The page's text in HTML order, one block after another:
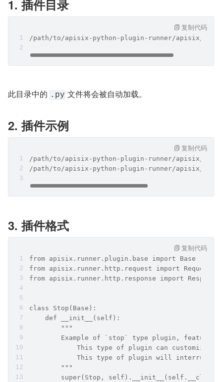
1. 插件目录
/path/to/apisix-python-plugin-runner/apisix/
复制代码
此目录中的 .py 文件将会被自动加载。
2. 插件示例
/path/to/apisix-python-plugin-runner/apisix/
/path/to/apisix-python-plugin-runner/apisix/
复制代码
3. 插件格式
from apisix.runner.plugin.base import Base
from apisix.runner.http.request import Request
from apisix.runner.http.response import Response
class Stop(Base):
    def __init__(self):
        """
        Example of `stop` type plugin, features:
This type of plugin can customize
This type of plugin will interrupt
        """
super(Stop,
复制代码